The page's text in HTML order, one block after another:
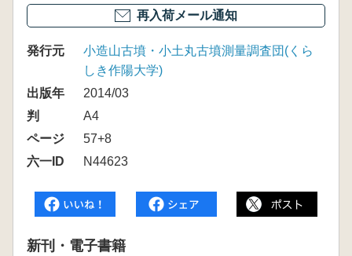
再入荷メール通知
発行元
小造山古墳・小土丸古墳測量調査団(くら
しき作陽大学)
出版年
2014/03
判
A4
ページ
57+8
六一ID
N44623
新刊・電子書籍